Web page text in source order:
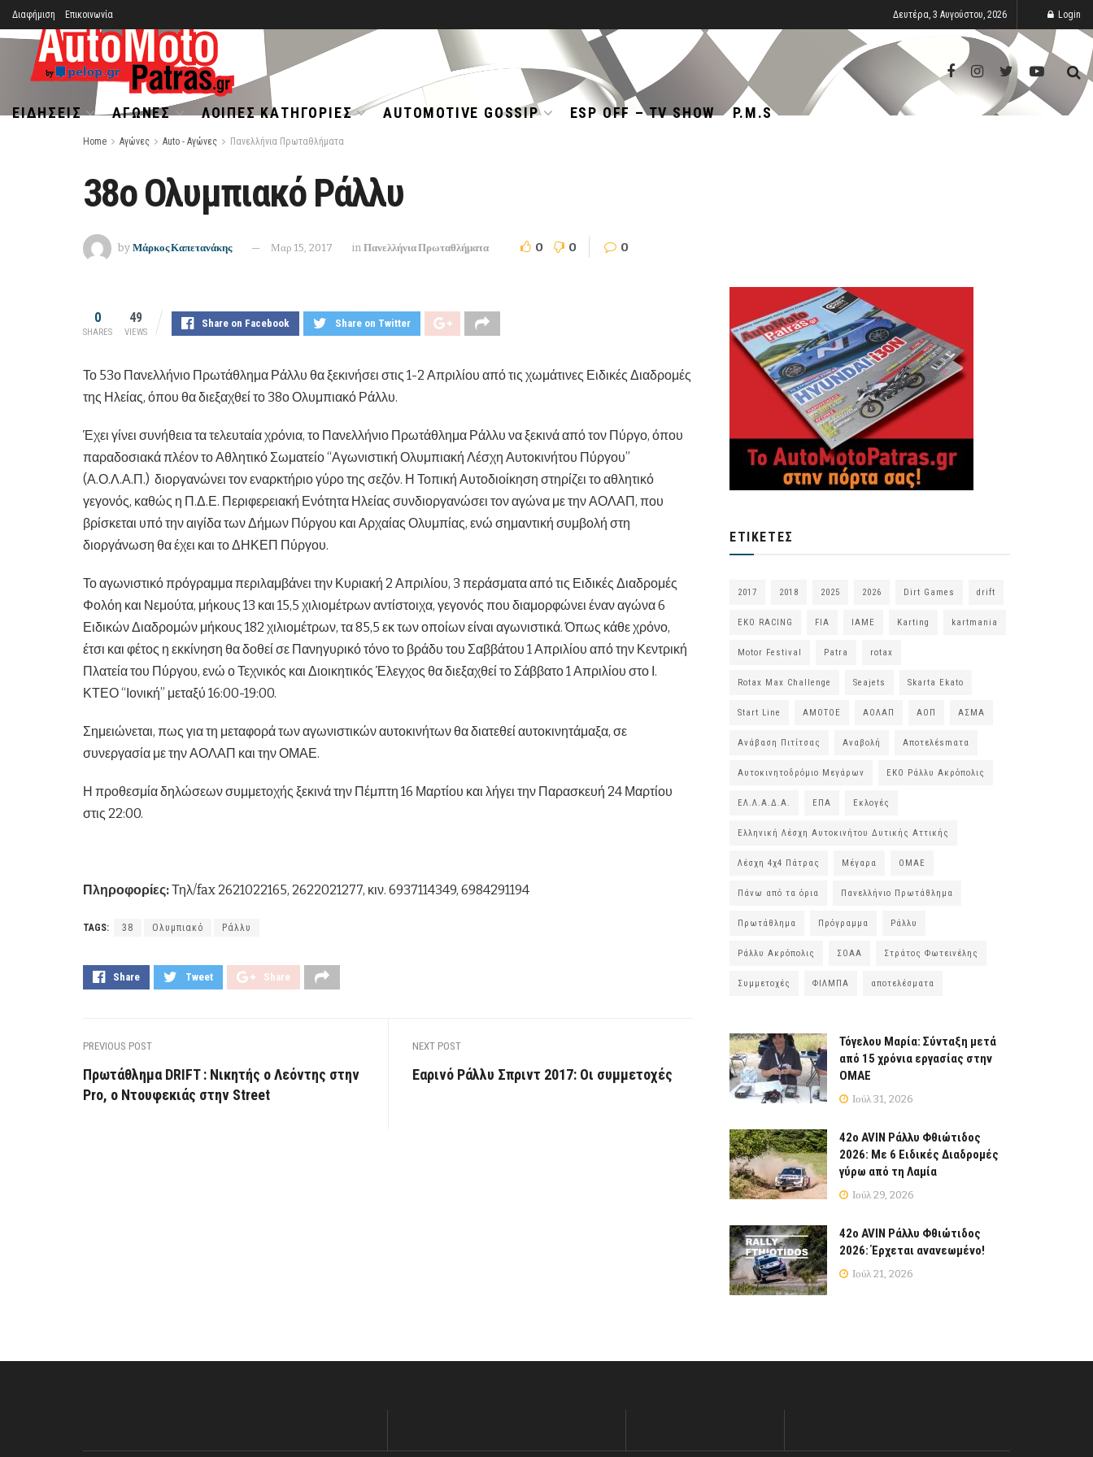
Διαφήμιση Επικοινωνία Δευτέρα, 3 Αυγούστου, 2026 Login
ΕΙΔΉΣΕΙΣ ΑΓΏΝΕΣ ΛΟΙΠΈΣ ΚΑΤΗΓΟΡΊΕΣ AUTOMOTIVE GOSSIP ESP OFF – TV SHOW P.M.S
Home Αγώνες Auto - Αγώνες Πανελλήνια Πρωταθλήματα
38ο Ολυμπιακό Ράλλυ
by Μάρκος Καπετανάκης Μαρ 15, 2017 in Πανελλήνια Πρωταθλήματα 0 0 0
0
SHARES
49
VIEWS
Share on Facebook Share on Twitter
Το 53ο Πανελλήνιο Πρωτάθλημα Ράλλυ θα ξεκινήσει στις 1-2 Απριλίου από τις χωμάτινες Ειδικές Διαδρομές
της Ηλείας, όπου θα διεξαχθεί το 38ο Ολυμπιακό Ράλλυ.
Έχει γίνει συνήθεια τα τελευταία χρόνια, το Πανελλήνιο Πρωτάθλημα Ράλλυ να ξεκινά από τον Πύργο, όπου
παραδοσιακά πλέον το Αθλητικό Σωματείο “Αγωνιστική Ολυμπιακή Λέσχη Αυτοκινήτου Πύργου”
(Α.Ο.Λ.Α.Π.) διοργανώνει τον εναρκτήριο γύρο της σεζόν. Η Τοπική Αυτοδιοίκηση στηρίζει το αθλητικό
γεγονός, καθώς η Π.Δ.Ε. Περιφερειακή Ενότητα Ηλείας συνδιοργανώσει τον αγώνα με την ΑΟΛΑΠ, που
βρίσκεται υπό την αιγίδα των Δήμων Πύργου και Αρχαίας Ολυμπίας, ενώ σημαντική συμβολή στη
διοργάνωση θα έχει και το ΔΗΚΕΠ Πύργου.
Το αγωνιστικό πρόγραμμα περιλαμβάνει την Κυριακή 2 Απριλίου, 3 περάσματα από τις Ειδικές Διαδρομές
Φολόη και Νεμούτα, μήκους 13 και 15,5 χιλιομέτρων αντίστοιχα, γεγονός που διαμορφώνει έναν αγώνα 6
Ειδικών Διαδρομών μήκους 182 χιλιομέτρων, τα 85,5 εκ των οποίων είναι αγωνιστικά. Όπως κάθε χρόνο,
έτσι και φέτος η εκκίνηση θα δοθεί σε Πανηγυρικό τόνο το βράδυ του Σαββάτου 1 Απριλίου από την Κεντρική
Πλατεία του Πύργου, ενώ ο Τεχνικός και Διοικητικός Έλεγχος θα διεξαχθεί το Σάββατο 1 Απριλίου στο Ι.
ΚΤΕΟ “Ιονική” μεταξύ 16:00-19:00.
Σημειώνεται, πως για τη μεταφορά των αγωνιστικών αυτοκινήτων θα διατεθεί αυτοκινητάμαξα, σε
συνεργασία με την ΑΟΛΑΠ και την ΟΜΑΕ.
Η προθεσμία δηλώσεων συμμετοχής ξεκινά την Πέμπτη 16 Μαρτίου και λήγει την Παρασκευή 24 Μαρτίου
στις 22:00.
Πληροφορίες:Τηλ/fax 2621022165, 2622021277, κιν. 6937114349, 6984291194
TAGS: 38 Ολυμπιακό Ράλλυ
Share Tweet Share
PREVIOUS POST
Πρωτάθλημα DRIFT : Νικητής ο Λεόντης στην
Pro, ο Ντουφεκιάς στην Street
NEXT POST
Εαρινό Ράλλυ Σπριντ 2017: Οι συμμετοχές
ΕΤΙΚΈΤΕΣ
2017 2018 2025 2026 Dirt Games drift
EKO RACING FIA IAME Karting kartmania
Motor Festival Patra rotax
Rotax Max Challenge Seajets Skarta Ekato
Start Line ΑΜΟΤΟΕ ΑΟΛΑΠ ΑΟΠ ΑΣΜΑ
Ανάβαση Πιτίτσας Αναβολή Αποτελέsmατα
Αυτοκινητοδρόμιο Μεγάρων ΕΚΟ Ράλλυ Ακρόπολις
ΕΛ.Λ.Α.Δ.Α. ΕΠΑ Εκλογές
Ελληνική Λέσχη Αυτοκινήτου Δυτικής Αττικής
Λέσχη 4χ4 Πάτρας Μέγαρα ΟΜΑΕ
Πάνω από τα όρια Πανελλήνιο Πρωτάθλημα
Πρωτάθλημα Πρόγραμμα Ράλλυ
Ράλλυ Ακρόπολις ΣΟΑΑ Στράτος Φωτεινέλης
Συμμετοχές ΦΙΛΜΠΑ αποτελέσματα
Τόγελου Μαρία: Σύνταξη μετά
από 15 χρόνια εργασίας στην
ΟΜΑΕ
Ιούλ 31, 2026
42ο AVIN Ράλλυ Φθιώτιδος
2026: Με 6 Ειδικές Διαδρομές
γύρω από τη Λαμία
Ιούλ 29, 2026
42ο AVIN Ράλλυ Φθιώτιδος
2026: Έρχεται ανανεωμένο!
Ιούλ 21, 2026